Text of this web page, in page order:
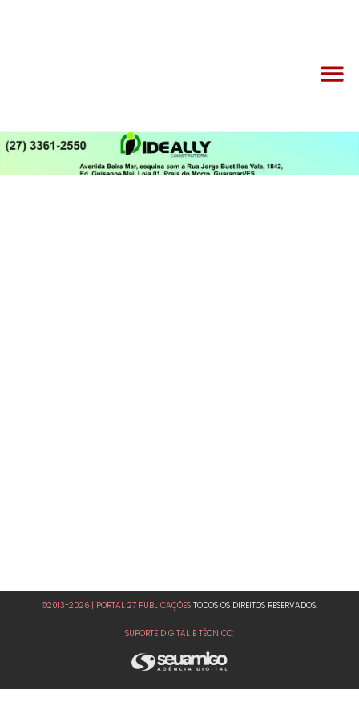
©2013-2026 | PORTAL 27 PUBLICAÇÕES TODOS OS DIREITOS RESERVADOS.
SUPORTE DIGITAL E TÉCNICO: